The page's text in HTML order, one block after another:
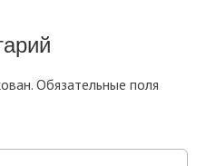
Обязательные поля